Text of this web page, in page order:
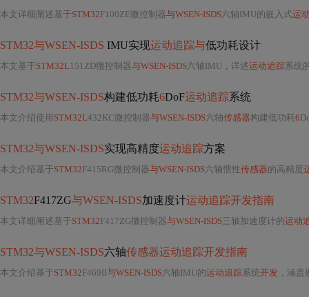
本文详细阐述基于STM32F100ZE微控制器与WSEN-ISDS六轴IMU的嵌入式运
STM32与WSEN-ISDS IMU实现运动追踪与低功耗设计
本文基于STM32L 151ZD微控制器与WSEN-ISDS六轴IMU，详述运动追踪系统
STM32与WSEN-ISDS构建低功耗6DoF运动追踪系统
本文介绍使用 STM32L432KC微控制器与WSEN-ISDS六轴传感器构建低功耗6
STM32与WSEN-ISDS实现高精度运动追踪方案
本文介绍基于STM32F415RG微控制器与WSEN-ISDS六轴惯性传感器的高精度
STM32F417ZG与WSEN-ISDS加速度计运动追踪开发指南
本文详细阐述基于STM32F417ZG微控制器与WSEN-ISDS三轴加速度计的运动
STM32与WSEN-ISDS六轴传感器运动追踪开发指南
本文介绍基于STM32F469II与WSEN-ISDS六轴IMU的运动追踪系统开发 ，涵